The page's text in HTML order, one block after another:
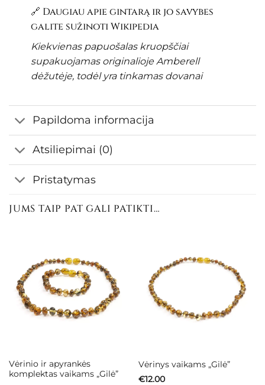
🔗 Daugiau apie gintarą ir jo savybes
galite sužinotiWikipedia
Kiekvienas papuošalas kruopščiai
supakuojamas originalioje Amberell
dėžutėje, todėl yra tinkamas dovanai
Papildoma informacija
Atsiliepimai (0)
Pristatymas
JUMS TAIP PAT GALI PATIKTI…
Vėrinio ir apyrankės
komplektas vaikams „Gilė”
Vėrinys vaikams „Gilė”
€12.00